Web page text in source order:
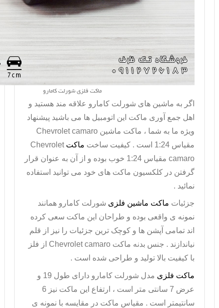
ماکت فلزی شورلت کامارو
اگر به ماشین های شورلت کامارو علاقه مند هستید و
اهل جمع آوری ماکت این اتومبیل ها می باشید پیشنهاد
ویژه ما به شما ، ماکت ماشین Chevrolet camaro
مقیاس 1:24 است . کیفیت ساخت
ماکتChevrolet
camaro
مقیاس 1:24 خوب بوده و از آن به عنوان قرار
گرفتن در کلکسیون ماکت های خود می توانید استفاده
نمائید .
جزئیات ماکت ماشین فلزی شورلت کامارو همانند
نمونه ی واقعی بوده و طراحان این ماکت سعی کرده
اند تمامی آپشن ها و کوچک ترین جزئیات را نیز از قلم
نیاندازند . جنس بدنه ماکت Chevrolet camaro از فلز
با کیفیت بالا تولید و طراحی شده است .
ماکت فلزی
مدل شورلت کامارو دارای طول 19 و
عرض 7 سانتی متر است ، ارتفاع این ماکت نیز 6
سانتیمتر است . مقیاس ماکت در مقایسه با نمونه ی